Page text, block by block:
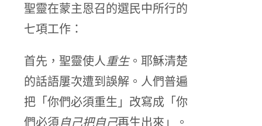
聖靈在蒙主恩召的選民中所行的
七項工作：
首先，聖靈使人重生。耶穌清楚
的話語屢次遭到誤解。人們普遍
把「你們必須重生」改寫成「你
們必須自己把自己再生出來」。